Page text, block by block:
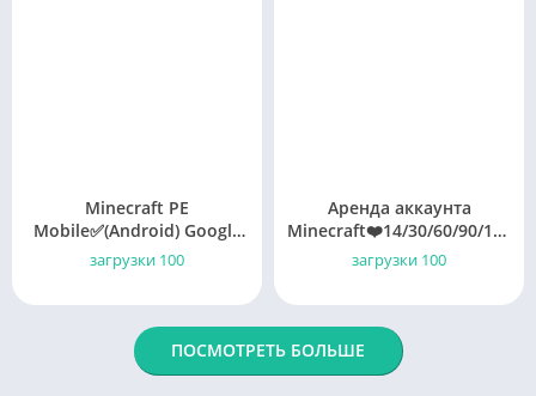
Minecraft PE
Mobile✅(Android) Google
Play ✅(GLOBAL)
загрузки 100
Аренда аккаунта
Minecraft❤️14/30/60/90/120
ДНЕЙ |ЛИЧНЫЙ
загрузки 100
ПОСМОТРЕТЬ БОЛЬШЕ